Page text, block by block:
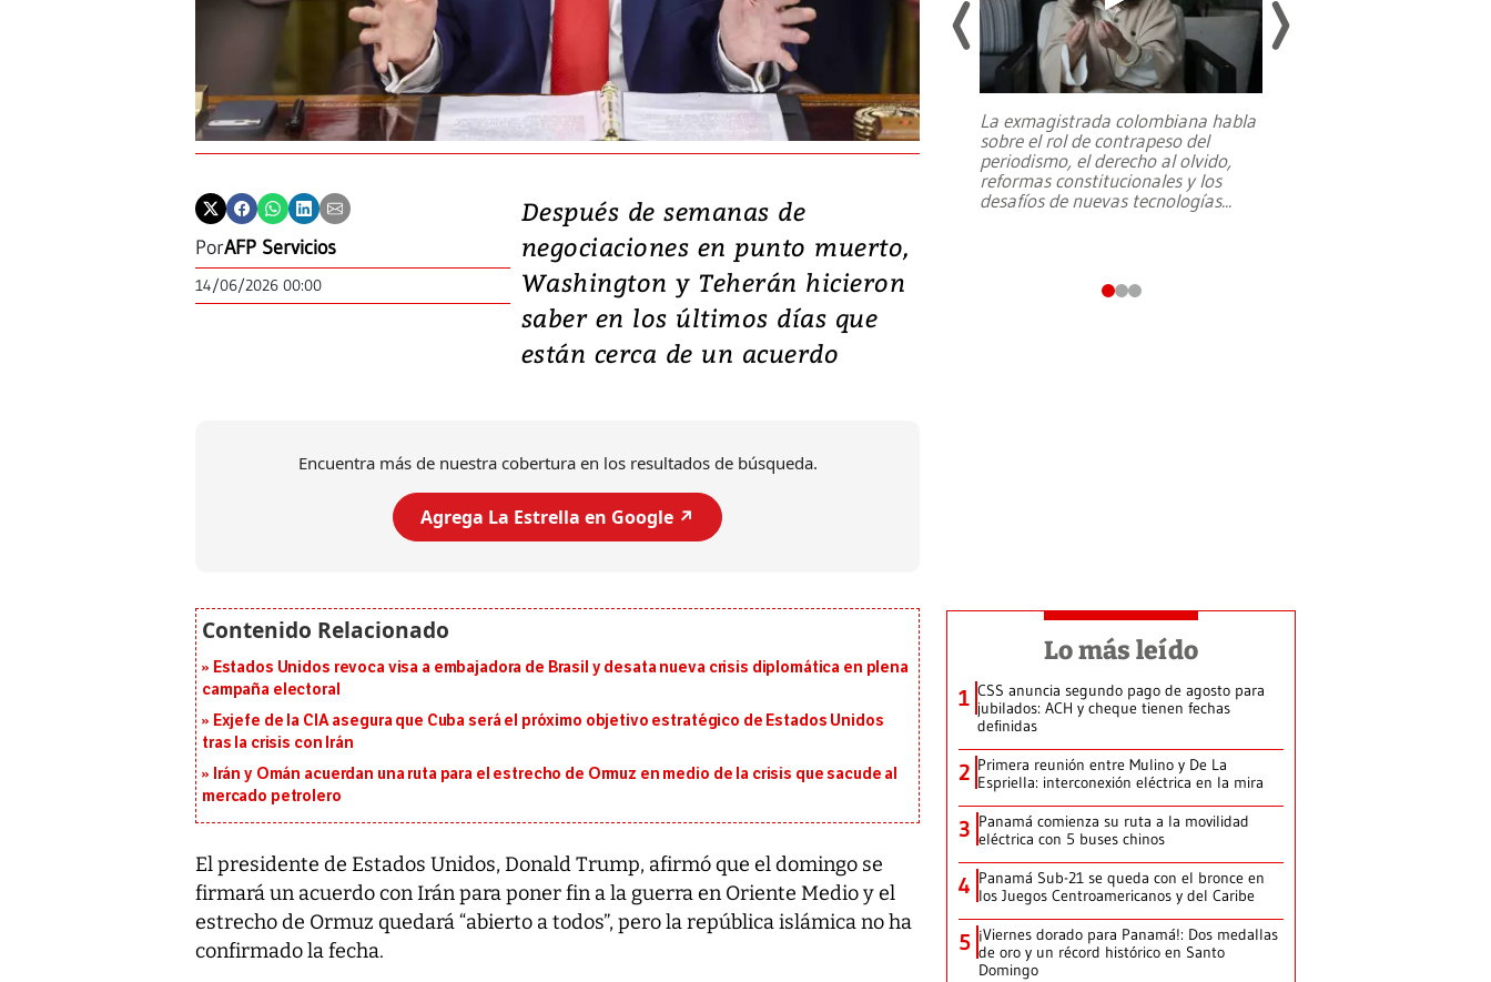
PorAFP Servicios
14/06/2026 00:00
Después de semanas de
negociaciones en punto muerto,
Washington y Teherán hicieron
saber en los últimos días que
están cerca de un acuerdo
Encuentra más de nuestra cobertura en los resultados de búsqueda.
Agrega La Estrella en Google ↗️
Estados Unidos revoca visa a embajadora de Brasil y desata nueva crisis diplomática en plena
campaña electoral
Exjefe de la CIA asegura que Cuba será el próximo objetivo estratégico de Estados Unidos
tras la crisis con Irán
Irán y Omán acuerdan una ruta para el estrecho de Ormuz en medio de la crisis que sacude al
mercado petrolero
El presidente de Estados Unidos, Donald Trump, afirmó que el domingo se
firmará un acuerdo con Irán para poner fin a la guerra en Oriente Medio y el
estrecho de Ormuz quedará “abierto a todos”, pero la república islámica no ha
confirmado la fecha.
Un fuerte terremoto de magnitud
7,1 se registró este martes 28 de
julio en la prefectura de Kumamoto,
al sur de Japón, provocando una
emergencia de gran...
La exmagistrada colombiana habla
sobre el rol de contrapeso del
periodismo, el derecho al olvido,
reformas constitucionales y los
desafíos de nuevas tecnologías...
Lo más leído
1 CSS anuncia segundo pago de agosto para
jubilados: ACH y cheque tienen fechas
definidas
2 Primera reunión entre Mulino y De La
Espriella: interconexión eléctrica en la mira
3 Panamá comienza su ruta a la movilidad
eléctrica con 5 buses chinos
4 Panamá Sub-21 se queda con el bronce en
los Juegos Centroamericanos y del Caribe
5 ¡Viernes dorado para Panamá!: Dos medallas
de oro y un récord histórico en Santo
Domingo